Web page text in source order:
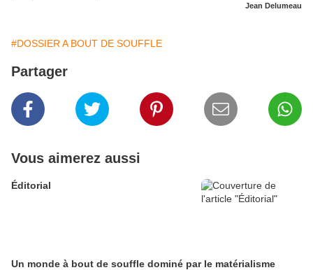
Jean Delumeau
#DOSSIER A BOUT DE SOUFFLE
Partager
Vous aimerez aussi
Éditorial
Un monde à bout de souffle dominé par le matérialisme